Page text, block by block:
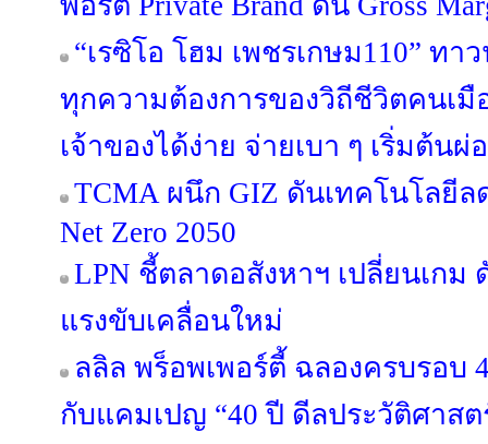
“เรซิโอ โฮม เพชรเกษม110” ท
ทุกความต้องการของวิถีชีวิตคนเมื
เจ้าของได้ง่าย จ่ายเบา ๆ เริ่มต้น
TCMA ผนึก GIZ ดันเทคโนโลยีล
Net Zero 2050
LPN ชี้ตลาดอสังหาฯ เปลี่ยนเก
แรงขับเคลื่อนใหม่
ลลิล พร็อพเพอร์ตี้ ฉลองครบรอบ
กับแคมเปญ “40 ปี ดีลประวัติศาส